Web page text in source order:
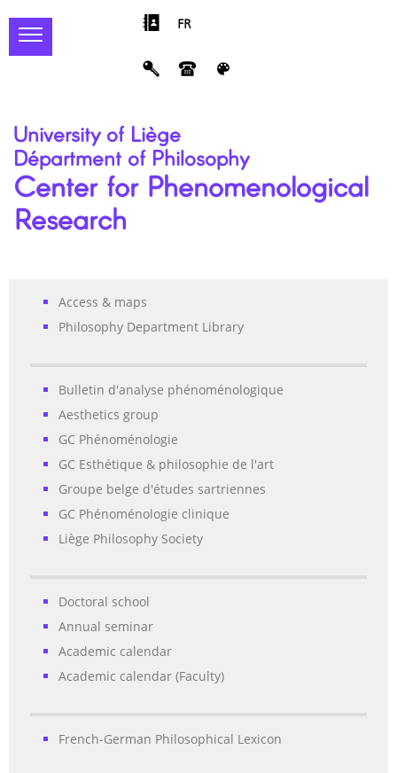
FR
University of Liège
Départment of Philosophy
Center for Phenomenological
Research
Access & maps
Philosophy Department Library
Bulletin d'analyse phénoménologique
Aesthetics group
GC Phénoménologie
GC Esthétique & philosophie de l'art
Groupe belge d'études sartriennes
GC Phénoménologie clinique
Liège Philosophy Society
Doctoral school
Annual seminar
Academic calendar
Academic calendar (Faculty)
French-German Philosophical Lexicon